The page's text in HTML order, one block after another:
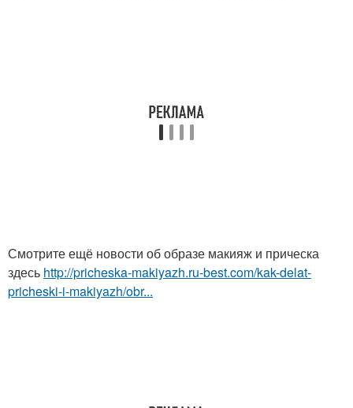
Смотрите ещё новости об образе макияж и прическа
здесь http://pricheska-makiyazh.ru-best.com/kak-delat-
pricheski-i-makiyazh/obr...